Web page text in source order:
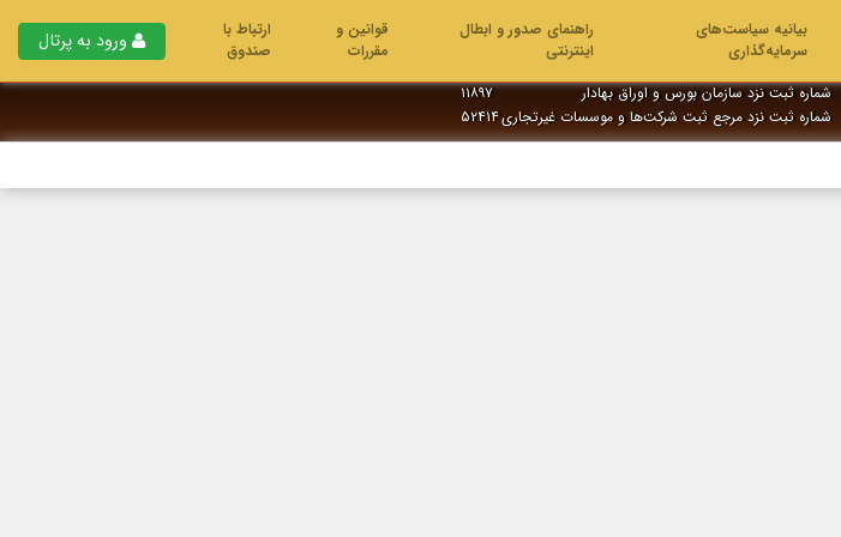
بیانیه سیاست‌های
سرمایه‌گذاری
راهنمای صدور و ابطال
اینترنتی
قوانین و
مقررات
ارتباط با
صندوق
ورود به پرتال
شماره ثبت نزد سازمان بورس و اوراق بهادار
۱۱۸۹۷
شماره ثبت نزد مرجع ثبت شرکت‌ها و موسسات غیرتجاری۵۲۴۱۴